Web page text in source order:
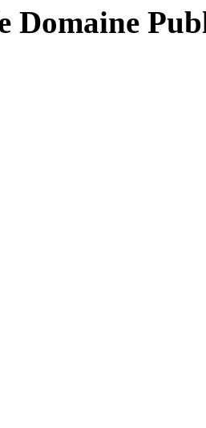
Domaine